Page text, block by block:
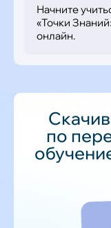
Начните
«Точки
онлайн.
по